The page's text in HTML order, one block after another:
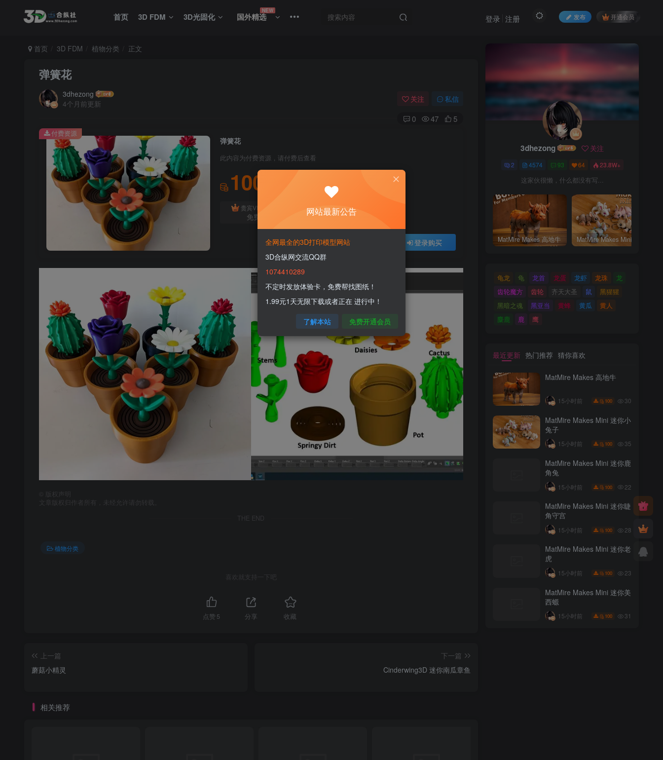
首页 3D FDM 3D光固化 国外精选
NEW
发布 开通会员
登录 注册
首页 3D FDM 植物分类 正文
弹簧花
3dhezong
4个月前更新
关注 私信
0 47 5
弹簧花
此内容为付费资源，请付费后查看
100
贵宾VIP会员
免费
体验会员免费
登录购买
付费资源
版权声明
文章版权归作者所有，未经允许请勿转载。
THE END
植物分类
喜欢就支持一下吧
点赞 5 分享 收藏
上一篇
蘑菇小精灵
下一篇
Cinderwing3D 迷你南瓜章鱼
相关推荐
3dhezong 关注
2 4574 93 64 23.8W+
这家伙很懒，什么都没有写...
MatMire Makes 高地牛
龟龙 龟 龙首 龙蛋 龙虾 龙珠
龙
齿轮魔方
齿轮 齐天大圣 鼠
黑猩猩
黑暗之魂
黑亚当 黄蜂 黄瓜
黄人
麋鹿
鹿 鹰
最近更新 热门推荐 猜你喜欢
MatMire Makes 高地牛
15小时前 100 30
MatMire Makes Mini 迷你小
兔子
15小时前 100 35
MatMire Makes Mini 迷你鹿
角兔
15小时前 100 22
MatMire Makes Mini 迷你睫
角守宫
15小时前 100 28
MatMire Makes Mini 迷你老
虎
15小时前 100 23
MatMire Makes Mini 迷你美
西螈
15小时前 100 31
网站最新公告
全网最全的3D打印模型网站
3D合纵网交流QQ群
1074410289
不定时发放体验卡，免费帮找图纸！
1.99元1天无限下载或者正在 进行中！
了解本站 免费开通会员